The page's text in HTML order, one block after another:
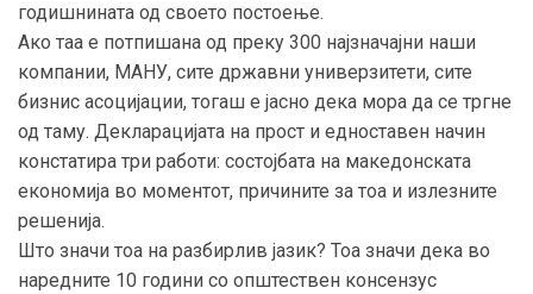
годишнината од своето постоење.
Ако таа е потпишана од преку 300 најзначајни наши
компании, МАНУ, сите државни универзитети, сите
бизнис асоцијации, тогаш е јасно дека мора да се тргне
од таму. Декларацијата на прост и едноставен начин
констатира три работи: состојбата на македонската
економија во моментот, причините за тоа и излезните
решенија.
Што значи тоа на разбирлив јазик? Тоа значи дека во
наредните 10 години со општествен консензус